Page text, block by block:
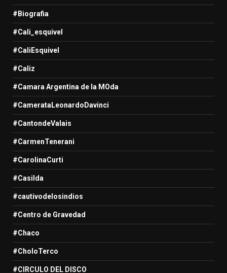
#Biografia
#Cali_esquivel
#CaliEsquivel
#Caliz
#Camara Argentina de la MOda
#CamerataLeonardoDavinci
#CantondeValais
#CarmenTenerani
#CarolinaCurti
#Casilda
#cautivodelosindios
#Centro de Gravedad
#Chaco
#CholoTerco
#CIRCULO DEL DISCO